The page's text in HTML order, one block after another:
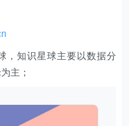
，知识星球主要以数据分
主；